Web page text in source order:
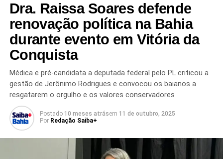
Dra. Raissa Soares defende
renovação política na Bahia
durante evento em Vitória da
Conquista
Médica e pré-candidata a deputada federal pelo PL criticou a
gestão de Jerônimo Rodrigues e convocou os baianos a
resgatarem o orgulho e os valores conservadores
Postado 10 meses atrásem 11 de outubro, 2025
Por Redação Saiba+